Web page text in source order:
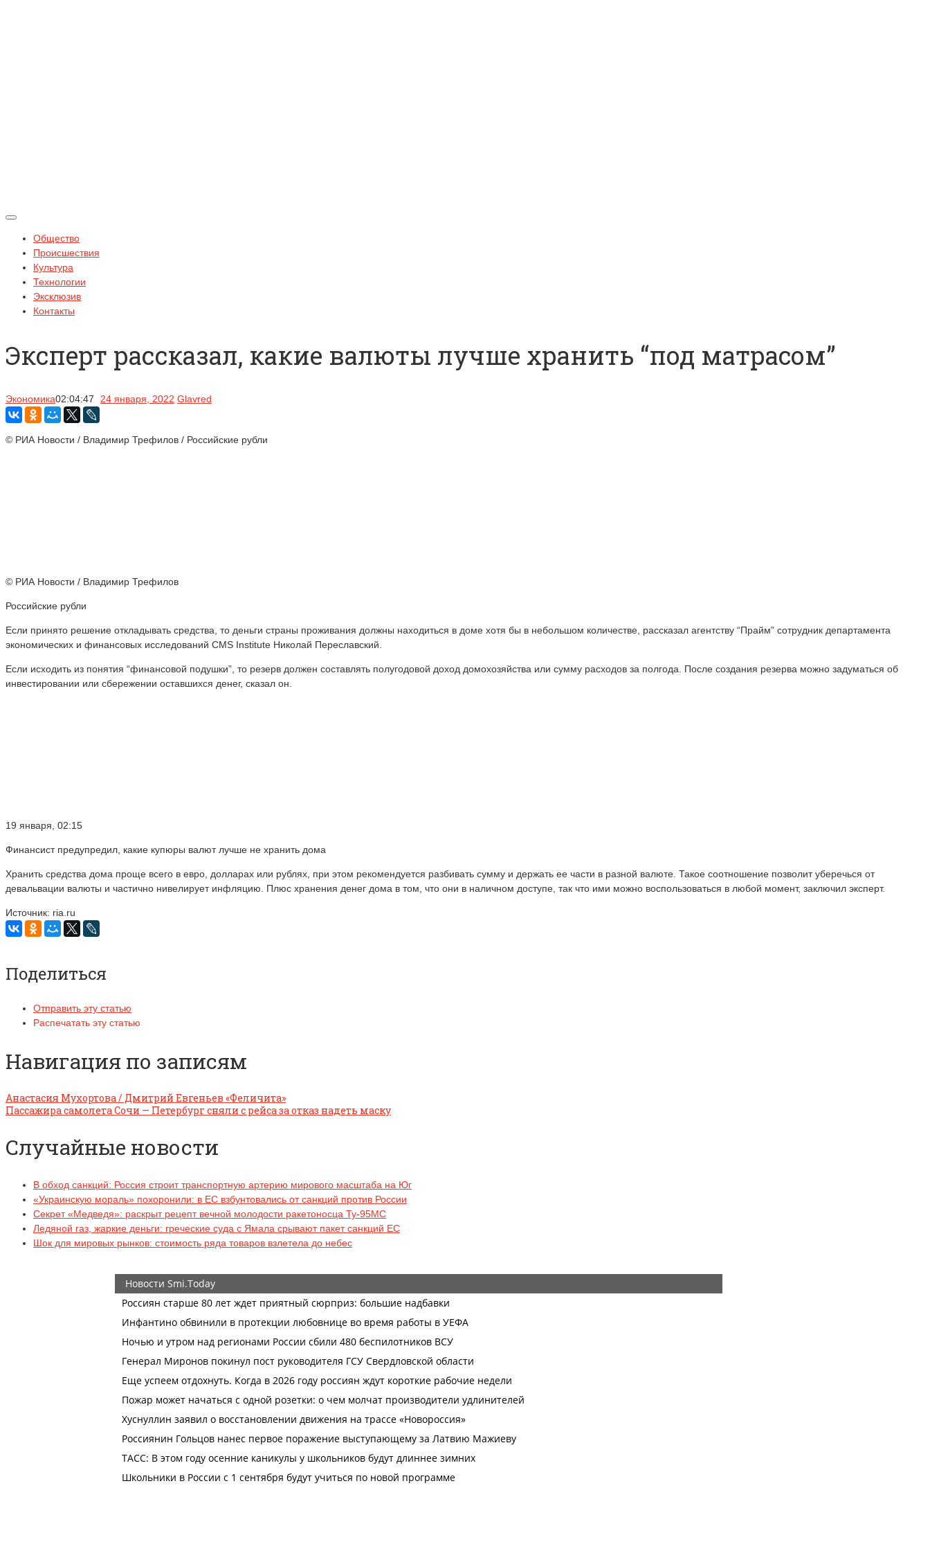
Общество
Происшествия
Культура
Технологии
Эксклюзив
Контакты
Эксперт рассказал, какие валюты лучше хранить “под матрасом”
Экономика02:04:47 24 января, 2022 Glavred
© РИА Новости / Владимир Трефилов / Российские рубли
© РИА Новости / Владимир Трефилов
Российские рубли
Если принято решение откладывать средства, то деньги страны проживания должны находиться в доме хотя бы в небольшом количестве, рассказал агентству “Прайм” сотрудник департамента
экономических и финансовых исследований CMS Institute Николай Переславский.
Если исходить из понятия “финансовой подушки”, то резерв должен составлять полугодовой доход домохозяйства или сумму расходов за полгода. После создания резерва можно задуматься об
инвестировании или сбережении оставшихся денег, сказал он.
19 января, 02:15
Финансист предупредил, какие купюры валют лучше не хранить дома
Хранить средства дома проще всего в евро, долларах или рублях, при этом рекомендуется разбивать сумму и держать ее части в разной валюте. Такое соотношение позволит уберечься от
девальвации валюты и частично нивелирует инфляцию. Плюс хранения денег дома в том, что они в наличном доступе, так что ими можно воспользоваться в любой момент, заключил эксперт.
Источник: ria.ru
Поделиться
Отправить эту статью
Распечатать эту статью
Навигация по записям
Анастасия Мухортова / Дмитрий Евгеньев «Феличита»
Пассажира самолета Сочи — Петербург сняли с рейса за отказ надеть маску
Случайные новости
В обход санкций: Россия строит транспортную артерию мирового масштаба на Юг
«Украинскую мораль» похоронили: в ЕС взбунтовались от санкций против России
Секрет «Медведя»: раскрыт рецепт вечной молодости ракетоносца Ту-95МС
Ледяной газ, жаркие деньги: греческие суда с Ямала срывают пакет санкций ЕС
Шок для мировых рынков: стоимость ряда товаров взлетела до небес